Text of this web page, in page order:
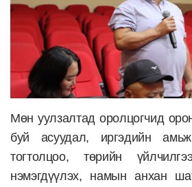
Мөн уулзалтад оролцогчид
буй асуудал, иргэдийн
тогтолцоо, төрийн
нэмэгдүүлэх, намын анхан